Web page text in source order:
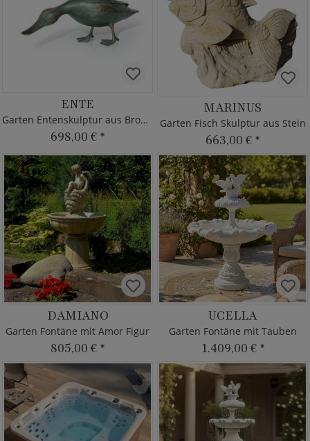
ENTE
Garten Entenskulptur aus Bronze
698,00 € *
MARINUS
Garten Fisch Skulptur aus Stein
663,00 € *
DAMIANO
Garten Fontäne mit Amor Figur
805,00 € *
UCELLA
Garten Fontäne mit Tauben
1.409,00 € *